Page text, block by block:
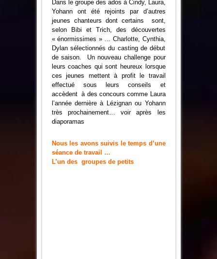
Dans le groupe des ados à Cindy, Laura,
Yohann ont été rejoints par d’autres
jeunes chanteurs dont certains sont,
selon Bibi et Trich, des découvertes
« énormissimes » … Charlotte, Cynthia,
Dylan sélectionnés du casting de début
de saison. Un nouveau challenge pour
leurs coaches qui sont heureux lorsque
ces jeunes mettent à profit le travail
effectué sous leurs conseils et
accèdent à des concours comme Laura
l’année dernière à Lézignan ou Yohann
très prochainement… voir après les
diaporamas
Nous les avons suivis le temps d’une
séance de travail …
L’un des groupes de petits